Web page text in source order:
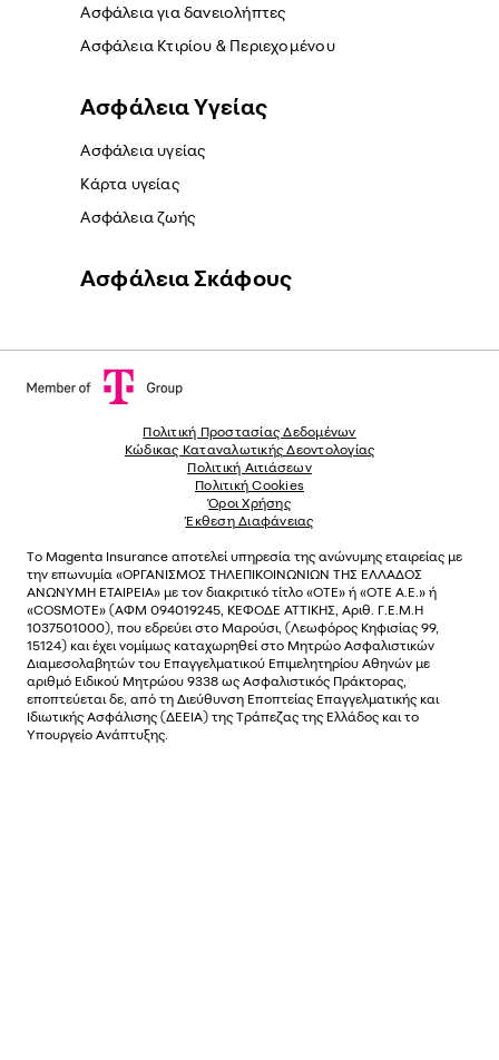
Ασφάλεια για δανειολήπτες
Ασφάλεια Κτιρίου & Περιεχομένου
Ασφάλεια Yγείας
Ασφάλεια υγείας
Κάρτα υγείας
Ασφάλεια ζωής
Ασφάλεια Σκάφους
Πολιτική Προστασίας Δεδομένων
Κώδικας Καταναλωτικής Δεοντολογίας
Πολιτική Αιτιάσεων
Πολιτική Cookies
Όροι Χρήσης
Έκθεση Διαφάνειας
Το Magenta Insurance αποτελεί υπηρεσία της ανώνυµης εταιρείας µε
την επωνυµία «ΟΡΓΑΝΙΣΜΟΣ ΤΗΛΕΠΙΚΟΙΝΩΝΙΩΝ ΤΗΣ ΕΛΛΑΔΟΣ
ΑΝΩΝΥΜΗ ΕΤΑΙΡΕΙΑ» µε τον διακριτικό τίτλο «OTE» ή «ΟΤΕ Α.Ε.» ή
«COSMOTE» (ΑΦΜ 094019245, ΚΕΦΟΔΕ ΑΤΤΙΚΗΣ, Αριθ. Γ.Ε.Μ.Η
1037501000), που εδρεύει στο Μαρούσι, (Λεωφόρος Κηφισίας 99,
15124) και έχει νοµίµως καταχωρηθεί στο Μητρώο Ασφαλιστικών
Διαµεσολαβητών του Επαγγελµατικού Επιµελητηρίου Αθηνών µε
αριθµό Ειδικού Μητρώου 9338 ως Ασφαλιστικός Πράκτορας,
εποπτεύεται δε, από τη Διεύθυνση Εποπτείας Επαγγελματικής και
Ιδιωτικής Ασφάλισης (ΔΕΕΙΑ) της Τράπεζας της Ελλάδος και το
Υπουργείο Ανάπτυξης.